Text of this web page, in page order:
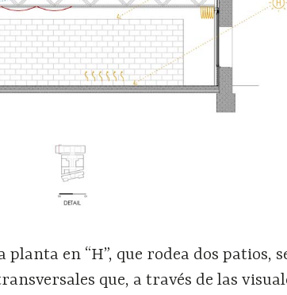
en “H”, que rodea dos patios,
que, a través de las